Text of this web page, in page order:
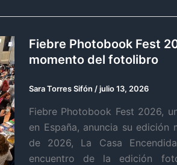
Fiebre Photobook Fest
momento del fotolibro
Sara Torres Sifón /julio 13, 2026
Fiebre Photobook Fest 2026,
en España, anuncia su
de 2026, La Casa
encuentro de la edición